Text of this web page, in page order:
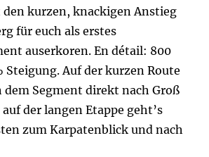
kurzen, knackigen Anstieg
für euch als erstes
auserkoren. En détail: 800
Steigung. Auf der kurzen Route
Segment direkt nach Groß
der langen Etappe geht’s
zum Karpatenblick und nach